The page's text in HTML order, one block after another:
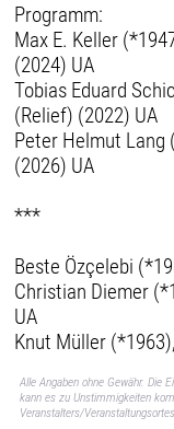
Programm:
Max E. Keller
(2024) UA
Tobias Eduard
(Relief) (2022) UA
Peter Helmut
(2026) UA
***
Beste Özçelebi
Christian Diemer
UA
Knut Müller
Alle Angaben ohne Gewähr. Die
kann es zu Unstimmigkeiten
Veranstalters/